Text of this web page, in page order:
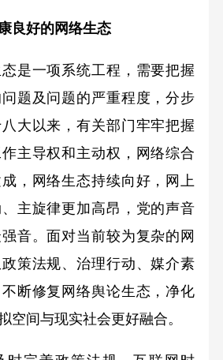
好的网络生态
一项系统工程，需要把握
题及问题的严重程度，分步
大以来，有关部门牢牢把握
主导权和主动权，网络综合
，网络生态持续向好，网上
主旋律更加高昂，党的声音
音。面对当前较为复杂的网
策法规、治理行动、媒介素
断修复网络舆论生态，净化
空间与现实社会更好融合。